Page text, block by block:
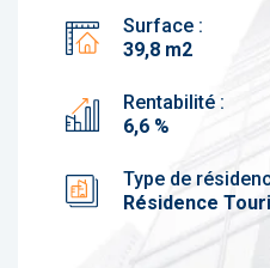
Surface :
39,8 m2
Rentabilité :
6,6 %
Type de
Résidence